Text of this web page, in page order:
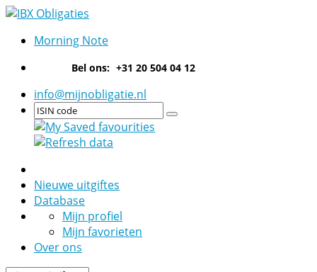
Morning Note
Bel ons: +31 20 504 04 12
info@mijnobligatie.nl
Nieuwe uitgiftes
Database
Mijn profiel
Mijn favorieten
Over ons